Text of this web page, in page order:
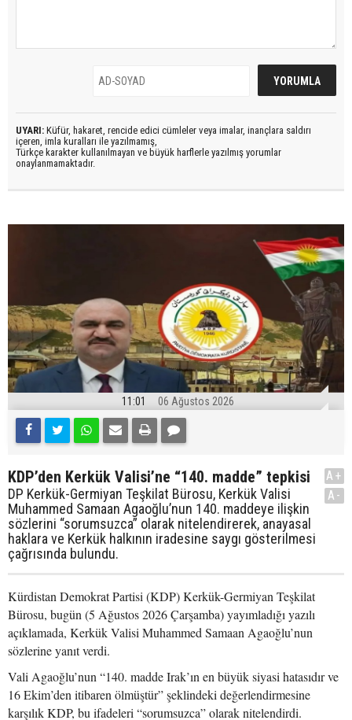
UYARI: Küfür, hakaret, rencide edici cümleler veya imalar, inançlara saldırı
içeren, imla kuralları ile yazılmamış,
Türkçe karakter kullanılmayan ve büyük harflerle yazılmış yorumlar
onaylanmamaktadır.
11:01 06 Ağustos 2026
KDP’den Kerkük Valisi’ne “140. madde” tepkisi
DP Kerkük-Germiyan Teşkilat Bürosu, Kerkük Valisi
Muhammed Samaan Agaoğlu’nun 140. maddeye ilişkin
sözlerini “sorumsuzca” olarak nitelendirerek, anayasal
haklara ve Kerkük halkının iradesine saygı gösterilmesi
çağrısında bulundu.
A+
A-
Kürdistan Demokrat Partisi (KDP) Kerkük-Germiyan Teşkilat
Bürosu, bugün (5 Ağustos 2026 Çarşamba) yayımladığı yazılı
açıklamada, Kerkük Valisi Muhammed Samaan Agaoğlu’nun
sözlerine yanıt verdi.
Vali Agaoğlu’nun “140. madde Irak’ın en büyük siyasi hatasıdır ve
16 Ekim’den itibaren ölmüştür” şeklindeki değerlendirmesine
karşılık KDP, bu ifadeleri “sorumsuzca” olarak nitelendirdi.